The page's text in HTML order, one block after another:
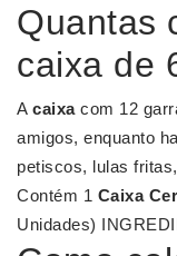
Quantas
caixa de
A caixacom 12
amigos, enquanto
petiscos, lulas
Contém 1 Caixa
Unidades)